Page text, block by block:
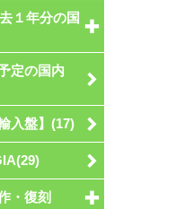
１年分の国
定の国内
入盤】(17)
・復刻